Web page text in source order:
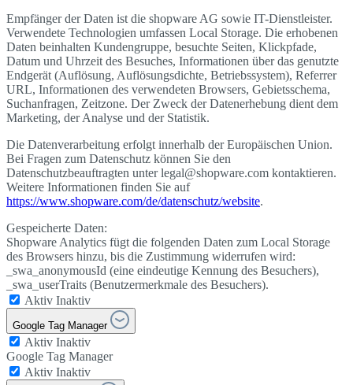
Empfänger der Daten ist die shopware AG sowie IT-Dienstleister.
Verwendete Technologien umfassen Local Storage. Die erhobenen
Daten beinhalten Kundengruppe, besuchte Seiten, Klickpfade,
Datum und Uhrzeit des Besuches, Informationen über das genutzte
Endgerät (Auflösung, Auflösungsdichte, Betriebssystem), Referrer
URL, Informationen des verwendeten Browsers, Gebietsschema,
Suchanfragen, Zeitzone. Der Zweck der Datenerhebung dient dem
Marketing, der Analyse und der Statistik.
Die Datenverarbeitung erfolgt innerhalb der Europäischen Union.
Bei Fragen zum Datenschutz können Sie den
Datenschutzbeauftragten unter legal@shopware.com kontaktieren.
Weitere Informationen finden Sie auf
https://www.shopware.com/de/datenschutz/website.
Gespeicherte Daten:
Shopware Analytics fügt die folgenden Daten zum Local Storage
des Browsers hinzu, bis die Zustimmung widerrufen wird:
_swa_anonymousId (eine eindeutige Kennung des Besuchers),
_swa_userTraits (Benutzermerkmale des Besuchers).
Aktiv Inaktiv
Google Tag Manager
Aktiv Inaktiv
Google Tag Manager
Aktiv Inaktiv